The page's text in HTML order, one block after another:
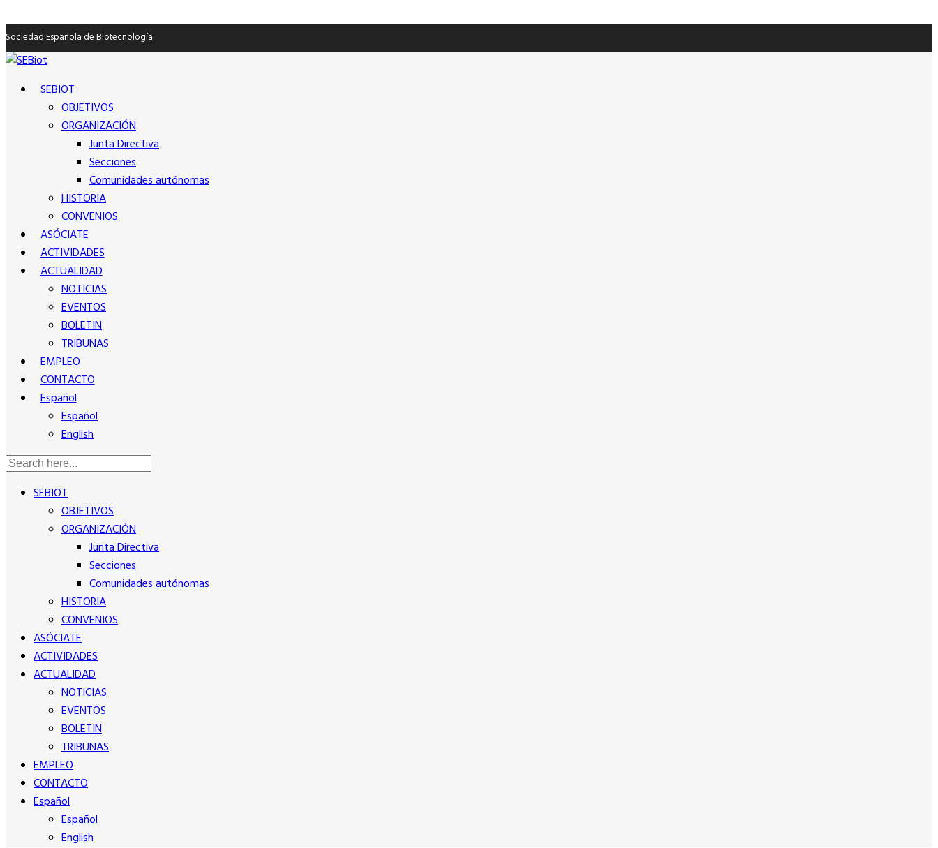
Sociedad Española de Biotecnología
SEBIOT
OBJETIVOS
ORGANIZACIÓN
Junta Directiva
Secciones
Comunidades autónomas
HISTORIA
CONVENIOS
ASÓCIATE
ACTIVIDADES
ACTUALIDAD
NOTICIAS
EVENTOS
BOLETIN
TRIBUNAS
EMPLEO
CONTACTO
Español
Español
English
SEBIOT
OBJETIVOS
ORGANIZACIÓN
Junta Directiva
Secciones
Comunidades autónomas
HISTORIA
CONVENIOS
ASÓCIATE
ACTIVIDADES
ACTUALIDAD
NOTICIAS
EVENTOS
BOLETIN
TRIBUNAS
EMPLEO
CONTACTO
Español
Español
English